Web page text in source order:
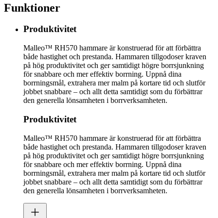
Funktioner
Produktivitet
Malleo™ RH570 hammare är konstruerad för att förbättra
både hastighet och prestanda. Hammaren tillgodoser kraven
på hög produktivitet och ger samtidigt högre borrsjunkning
för snabbare och mer effektiv borrning. Uppnå dina
borrningsmål, extrahera mer malm på kortare tid och slutför
jobbet snabbare – och allt detta samtidigt som du förbättrar
den generella lönsamheten i borrverksamheten.
Produktivitet
Malleo™ RH570 hammare är konstruerad för att förbättra
både hastighet och prestanda. Hammaren tillgodoser kraven
på hög produktivitet och ger samtidigt högre borrsjunkning
för snabbare och mer effektiv borrning. Uppnå dina
borrningsmål, extrahera mer malm på kortare tid och slutför
jobbet snabbare – och allt detta samtidigt som du förbättrar
den generella lönsamheten i borrverksamheten.